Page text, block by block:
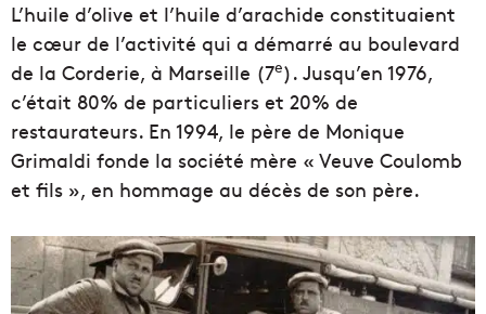
L’huile d’olive et l’huile d’arachide constituaient
le cœur de l’activité qui a démarré au boulevard
de la Corderie, à Marseille (7e). Jusqu’en 1976,
c’était 80% de particuliers et 20% de
restaurateurs. En 1994, le père de Monique
Grimaldi fonde la société mère « Veuve Coulomb
et fils », en hommage au décès de son père.